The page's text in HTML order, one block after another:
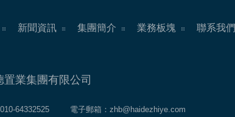
新聞資訊 集團簡介 業務板塊 聯系我們
置業集團有限公司
64332525 電子郵箱：zhb@haidezhiye.com